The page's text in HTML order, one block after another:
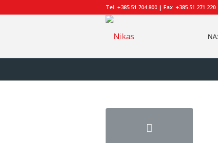
Tel. +385 51 704 800 | Fax. +385 51 271 220